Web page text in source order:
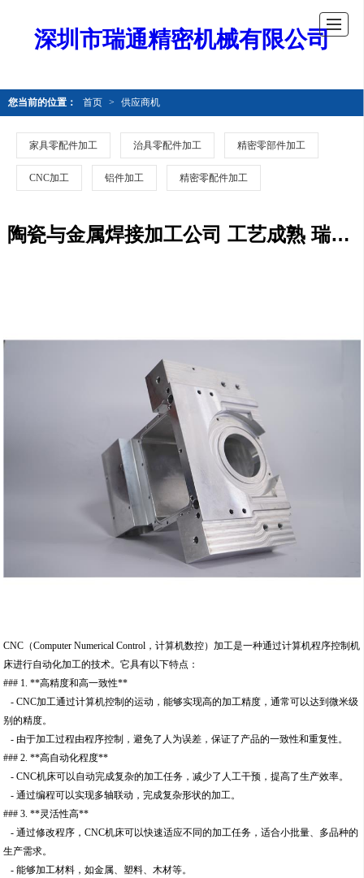
深圳市瑞通精密机械有限公司
您当前的位置： 首页 > 供应商机
家具零配件加工 治具零配件加工 精密零部件加工
CNC加工 铝件加工 精密零配件加工
陶瓷与金属焊接加工公司 工艺成熟 瑞通精密
CNC（Computer Numerical Control，计算机数控）加工是一种通过计算机程序控制机
床进行自动化加工的技术。它具有以下特点：
### 1. **高精度和高一致性**
- CNC加工通过计算机控制的运动，能够实现高的加工精度，通常可以达到微米级
别的精度。
- 由于加工过程由程序控制，避免了人为误差，保证了产品的一致性和重复性。
### 2. **高自动化程度**
- CNC机床可以自动完成复杂的加工任务，减少了人工干预，提高了生产效率。
- 通过编程可以实现多轴联动，完成复杂形状的加工。
### 3. **灵活性高**
- 通过修改程序，CNC机床可以快速适应不同的加工任务，适合小批量、多品种的
生产需求。
- 能够加工材料，如金属、塑料、木材等。